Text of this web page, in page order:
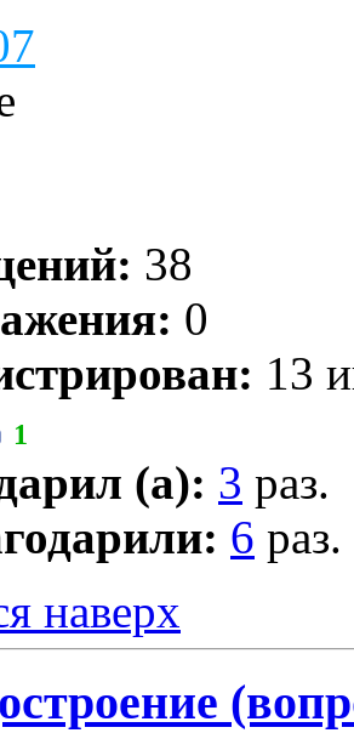
38
0
13
1
(а): 3 раз.
6 раз.
наверх